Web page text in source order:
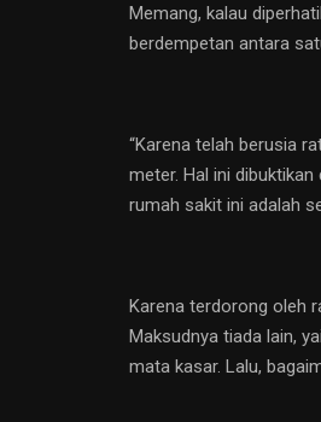
Memang, kalau
berdempetan antara
“Karena telah berusia
meter. Hal ini
rumah sakit ini adalah
Karena terdorong oleh
Maksudnya tiada lain,
mata kasar. Lalu,